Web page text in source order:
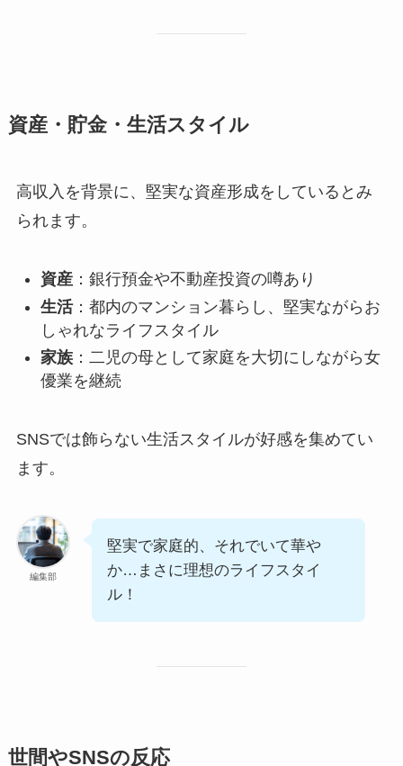
資産・貯金・生活スタイル
高収入を背景に、堅実な資産形成をしているとみ
られます。
資産：銀行預金や不動産投資の噂あり
生活：都内のマンション暮らし、堅実ながらお
しゃれなライフスタイル
家族：二児の母として家庭を大切にしながら女
優業を継続
SNSでは飾らない生活スタイルが好感を集めてい
ます。
編集部
堅実で家庭的、それでいて華や
か…まさに理想のライフスタイ
ル！
世間やSNSの反応